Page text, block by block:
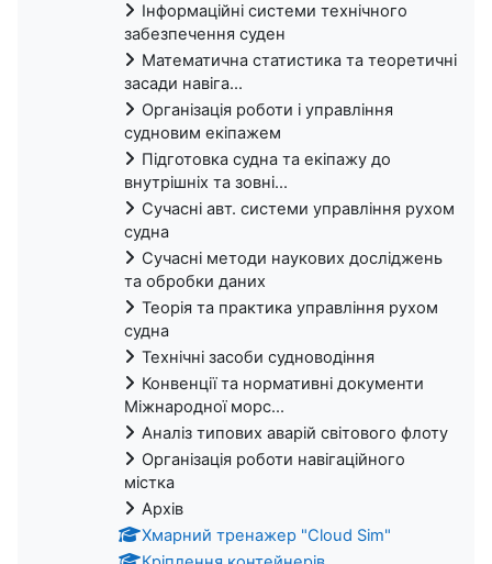
Інформаційні системи технічного
забезпечення суден
Математична статистика та теоретичні
засади навіга...
Організація роботи і управління
судновим екіпажем
Підготовка судна та екіпажу до
внутрішніх та зовні...
Сучасні авт. системи управління рухом
судна
Сучасні методи наукових досліджень
та обробки даних
Теорія та практика управління рухом
судна
Технічні засоби судноводіння
Конвенції та нормативні документи
Міжнародної морс...
Аналіз типових аварій світового флоту
Організація роботи навігаційного
містка
Архів
Хмарний тренажер "Cloud Sim"